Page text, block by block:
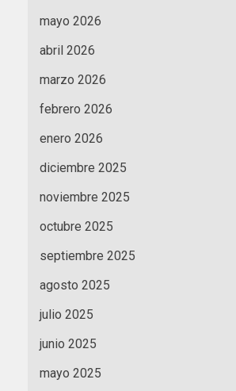
mayo 2026
abril 2026
marzo 2026
febrero 2026
enero 2026
diciembre 2025
noviembre 2025
octubre 2025
septiembre 2025
agosto 2025
julio 2025
junio 2025
mayo 2025